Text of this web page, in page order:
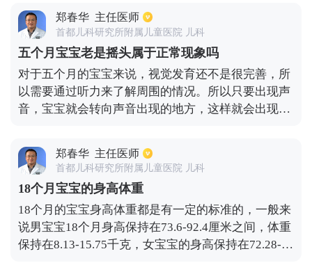
成肉末，以及切上适量的吓人，然后再锅中加上植物
油，等到油热了之后，就能放入葱花和肉末进行翻
炒，之后就能加入酱油调味，然后就能加上适量的清
水，最后加入面条，虾仁碎，青菜末进去煮沸，最后
加上食盐即可。或者还能制作动物血或者牛肉粥，这
些辅食对宝宝身体发育都有不错的好处。
郑春华 主任医师
首都儿科研究所附属儿童医院 儿科
五个月宝宝老是摇头属于正常现象吗
对于五个月的宝宝来说，视觉发育还不是很完善，所
以需要通过听力来了解周围的情况。所以只要出现声
音，宝宝就会转向声音出现的地方，这样就会出现经
过担心。如果宝宝频繁摇头，并且精神状态出现异
常，那么就需要引起重视，必要的时候要带宝宝去医
院检查一下，做一个全面的检查。
郑春华 主任医师
首都儿科研究所附属儿童医院 儿科
18个月宝宝的身高体重
18个月的宝宝身高体重都是有一定的标准的，一般来
说男宝宝18个月身高保持在73.6-92.4厘米之间，体重
保持在8.13-15.75千克，女宝宝的身高保持在72.28-91